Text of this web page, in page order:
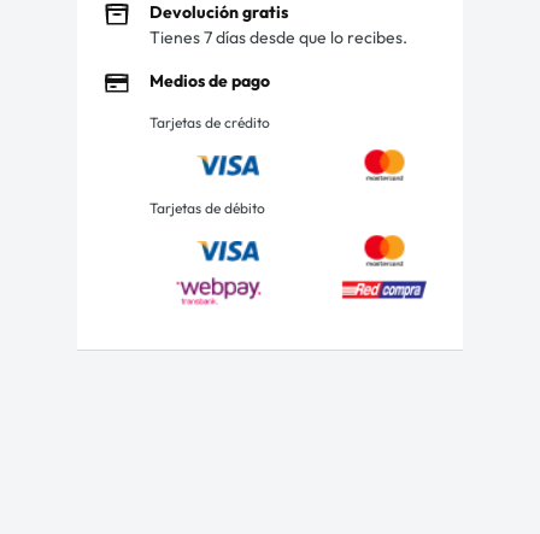
Devolución gratis
Tienes 7 días desde que lo recibes.
Medios de pago
Tarjetas de crédito
Tarjetas de débito